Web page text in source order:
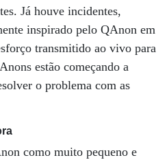
Já houve incidentes,
inspirado pelo QAnon em
transmitido ao vivo para
estão começando a
o problema com as
como muito pequeno e